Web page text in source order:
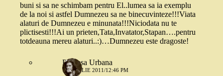
buni si sa ne schimbam pentru El..lumea sa ia exemplu
de la noi si astfel Dumnezeu sa ne binecuvinteze!!!Viata
alaturi de Dumnezeu e minunata!!!Niciodata nu te
plictisesti!!!Ai un prieten,Tata,Invatator,Stapan….pentru
totdeauna mereu alaturi..:)…Dumnezeu este dragoste!
Printesa Urbana
10 APRILIE 2011/12:46 PM